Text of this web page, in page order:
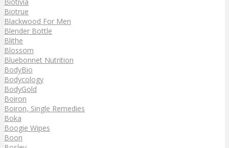
Biotrue
Blackwood For Men
Blender Bottle
Blithe
Blossom
Bluebonnet Nutrition
BodyBio
Bodycology
BodyGold
Boiron
Boiron, Single Remedies
Boka
Boogie Wipes
Boon